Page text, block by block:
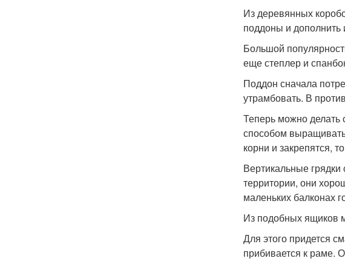
Из деревянных
поддоны и
Большой
еще степлер и
Поддон сначала
утрамбовать. В
Теперь можно делать
способом выращивать
корни и закрепятся,
Вертикальные
территории, они
маленьких балконах
Из подобных ящиков
Для этого придется
прибивается к раме.